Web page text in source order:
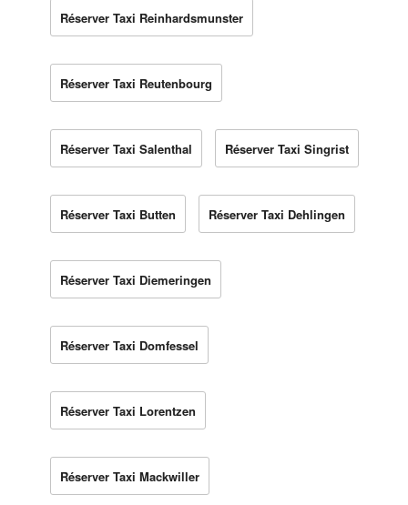
Réserver Taxi Reinhardsmunster
Réserver Taxi Reutenbourg
Réserver Taxi Salenthal Réserver Taxi Singrist
Réserver Taxi Butten Réserver Taxi Dehlingen
Réserver Taxi Diemeringen
Réserver Taxi Domfessel
Réserver Taxi Lorentzen
Réserver Taxi Mackwiller